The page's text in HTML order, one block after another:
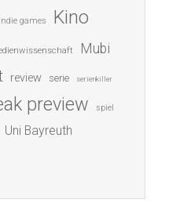
Indie games Kino
Mubi
review serie serienkiller
preview spiel
Uni Bayreuth